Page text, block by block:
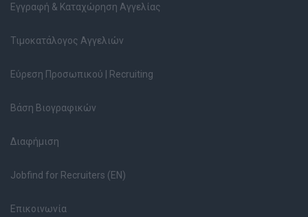
Εγγραφή & Καταχώρηση Αγγελίας
Τιμοκατάλογος Αγγελιών
Εύρεση Προσωπικού | Recruiting
Βάση Βιογραφικών
Διαφήμιση
Jobfind for Recruiters (EN)
Επικοινωνία